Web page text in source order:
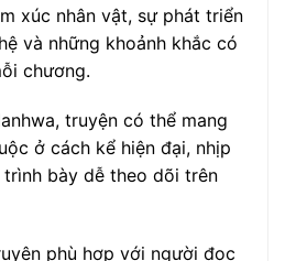
xúc nhân vật, sự phát triển
và những khoảnh khắc có
chương.
truyện có thể mang
ở cách kể hiện đại, nhịp
bày dễ theo dõi trên
phù hợp với người đọc